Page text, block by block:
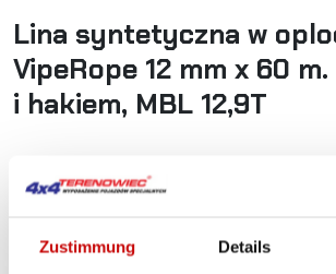
Zustimmung Details
Lina syntetyczna w
VipeRope 12 mm x 60
i hakiem, MBL 12,9T
1 684,47 zł
Podmiot odpowiedzialny za ten produkt na
4x4 Terenowiec Sp. z o.o. Zobacz adres